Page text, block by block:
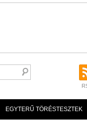
EGYTERŰ TÖRÉSTESZTEK